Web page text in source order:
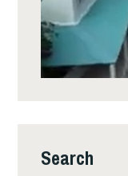
Search